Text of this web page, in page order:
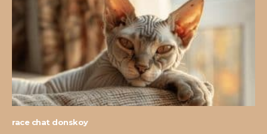
race chat donskoy